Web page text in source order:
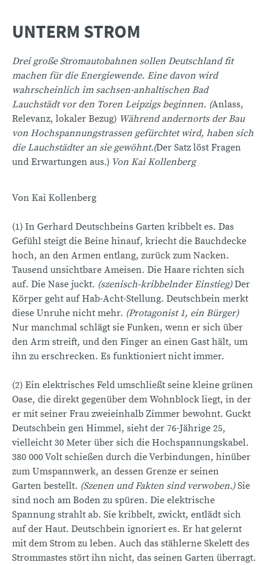
UNTERM STROM
Drei große Stromautobahnen sollen Deutschland fit
machen für die Energiewende. Eine davon wird
wahrscheinlich im sachsen-anhaltischen Bad
Lauchstädt vor den Toren Leipzigs beginnen. (Anlass,
Relevanz, lokaler Bezug) Während andernorts der Bau
von Hochspannungstrassen gefürchtet wird, haben sich
die Lauchstädter an sie gewöhnt.(Der Satz löst Fragen
und Erwartungen aus.) Von Kai Kollenberg
Von Kai Kollenberg
(1) In Gerhard Deutschbeins Garten kribbelt es. Das
Gefühl steigt die Beine hinauf, kriecht die Bauchdecke
hoch, an den Armen entlang, zurück zum Nacken.
Tausend unsichtbare Ameisen. Die Haare richten sich
auf. Die Nase juckt. (szenisch-kribbelnder Einstieg)Der
Körper geht auf Hab-Acht-Stellung. Deutschbein merkt
diese Unruhe nicht mehr. (Protagonist 1, ein Bürger)
Nur manchmal schlägt sie Funken, wenn er sich über
den Arm streift, und den Finger an einen Gast hält, um
ihn zu erschrecken. Es funktioniert nicht immer.
(2) Ein elektrisches Feld umschließt seine kleine grünen
Oase, die direkt gegenüber dem Wohnblock liegt, in der
er mit seiner Frau zweieinhalb Zimmer bewohnt. Guckt
Deutschbein gen Himmel, sieht der 76-Jährige 25,
vielleicht 30 Meter über sich die Hochspannungskabel.
380 000 Volt schießen durch die Verbindungen, hinüber
zum Umspannwerk, an dessen Grenze er seinen
Garten bestellt. (Szenen und Fakten sind verwoben.)Sie
sind noch am Boden zu spüren. Die elektrische
Spannung strahlt ab. Sie kribbelt, zwickt, entlädt sich
auf der Haut. Deutschbein ignoriert es. Er hat gelernt
mit dem Strom zu leben. Auch das stählerne Skelett des
Strommastes stört ihn nicht, das seinen Garten überragt.